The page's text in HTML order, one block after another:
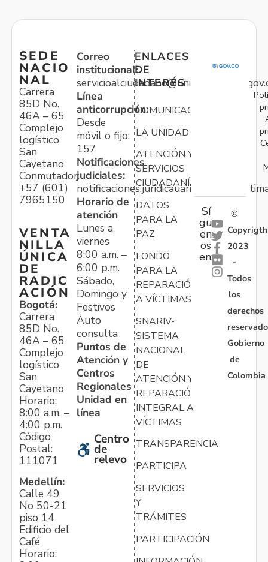
SEDE
NACIO
NAL
Carrera
85D No.
46A – 65
Complejo
logístico
San
Cayetano
Conmutador:
+57 (601)
7965150
VENTA
NILLA
ÚNICA
DE
RADIC
ACIÓN
Bogotá:
Carrera
85D No.
46A – 65
Complejo
logístico
San
Cayetano
Horario:
8:00 a.m. –
4:00 p.m.
Código
Postal:
111071
Medellín:
Calle 49
No 50-21
piso 14
Edificio del
Café
Horario:
Correo
institucional:
Línea
anticorrupción:
Desde
móvil o fijo:
157
Notificaciones
judiciales:
Horario de
atención
Lunes a
viernes
8:00 a.m. –
6:00 p.m.
Sábado,
Domingo y
Festivos
Auto
consulta
Puntos de
Atención y
Centros
Regionales
Unidad en
línea
Centro
de
relevo
ENLACES
DE
INTERÉS
COMUNICACIONES
LA UNIDAD
ATENCIÓN Y
SERVICIOS
CIUDADANÍA
DATOS
PARA LA
PAZ
FONDO
PARA LA
REPARACIÓN
A VÍCTIMAS
SNARIV-
SISTEMA
NACIONAL
DE
ATENCIÓN Y
REPARACIÓN
INTEGRAL A
VÍCTIMAS
TRANSPARENCIA
PARTICIPA
SERVICIOS
Y
TRÁMITES
PARTICIPACIÓN
Sí
gu
en
os
en:
©
Copyrigth
2023
-
Todos
los
derechos
Gobierno
de
Colombia